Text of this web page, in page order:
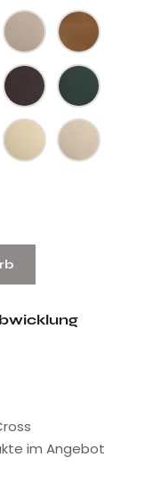
im Angebot